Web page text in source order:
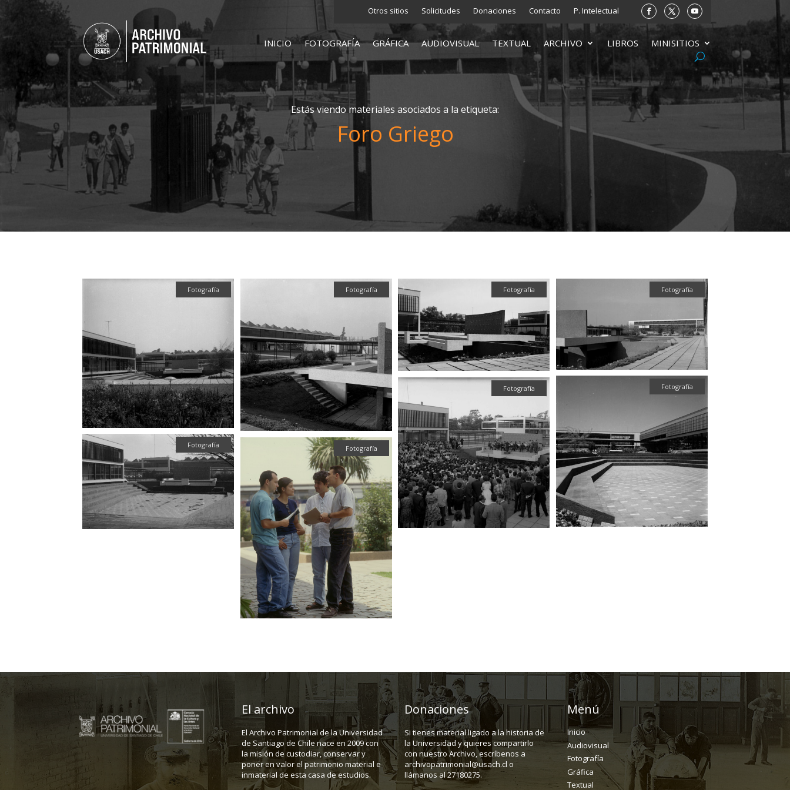
Otros sitios Solicitudes Donaciones Contacto P. Intelectual
INICIO FOTOGRAFÍA GRÁFICA AUDIOVISUAL TEXTUAL ARCHIVO LIBROS MINISITIOS
Estás viendo materiales asociados a la etiqueta:
Foro Griego
Fotografía Fotografía Fotografía Fotografía
Fotografía
Fotografía
Fotografía Fotografía
El archivo
El Archivo Patrimonial de la Universidad
de Santiago de Chile nace en 2009 con
la misión de custodiar, conservar y
poner en valor el patrimonio material e
inmaterial de esta casa de estudios.
Donaciones
Si tienes material ligado a la historia de
la Universidad y quieres compartirlo
con nuestro Archivo, escríbenos a
archivopatrimonial@usach.cl o
llámanos al 27180275.
Menú
Inicio
Audiovisual
Fotografía
Gráfica
Textual